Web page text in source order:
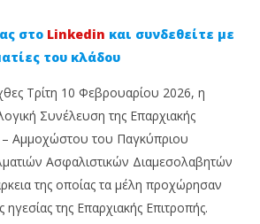
στο Linkedin και συνδεθείτε με
του κλάδου
Τρίτη 10 Φεβρουαρίου 2026, η
Συνέλευση της Επαρχιακής
– Αμμοχώστου του Παγκύπριου
Ασφαλιστικών Διαμεσολαβητών
της οποίας τα μέλη προχώρησαν
της Επαρχιακής Επιτροπής.